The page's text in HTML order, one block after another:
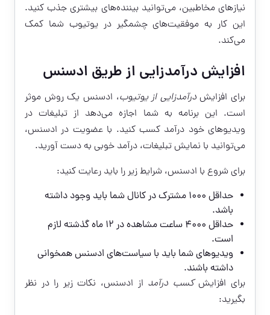
نیازهای مخاطبین، می‌توانید بیننده‌های بیشتری جذب کنید.
این کار به موفقیت‌های چشمگیر در یوتیوب شما کمک
می‌کند.
افزایش درآمدزایی از طریق ادسنس
برای افزایشدرآمدزایی از یوتیوب، ادسنس یک روش موثر
است. این برنامه به شما اجازه می‌دهد از تبلیغات در
ویدیوهای خود درآمد کسب کنید. با عضویت در ادسنس،
می‌توانید با نمایش تبلیغات، درآمد خوبی به دست آورید.
برای شروع با ادسنس، شرایط زیر را باید رعایت کنید:
حداقل ۱۰۰۰ مشترک در کانال شما باید وجود داشته
باشد.
حداقل ۴۰۰۰ ساعت مشاهده در ۱۲ ماه گذشته لازم
است.
ویدیوهای شما باید با سیاست‌های ادسنس همخوانی
داشته باشند.
برای افزایشکسب درآمد از ادسنس، نکات زیر را در نظر
بگیرید: